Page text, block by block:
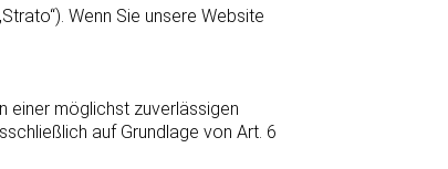
Wenn Sie unsere Website
einer möglichst zuverlässigen
auf Grundlage von Art. 6